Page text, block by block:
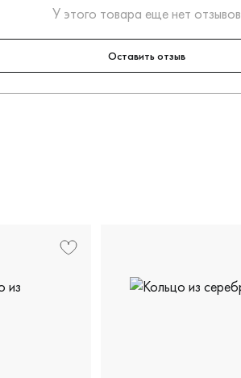
У этого товара еще нет отзывов
Оставить отзыв